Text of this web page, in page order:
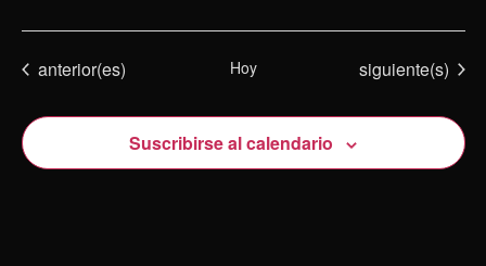
Eventos
anterior(es) Hoy Eventos
siguiente(s)
Suscribirse al calendario